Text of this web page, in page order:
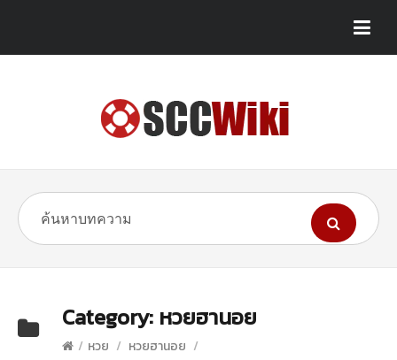
Category: หวยฮานอย
/ หวย / หวยฮานอย /